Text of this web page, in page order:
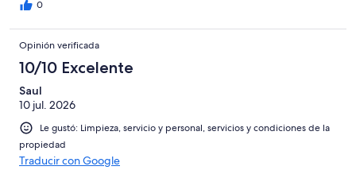
0
Opinión verificada
10/10 Excelente
Saul
10 jul. 2026
Le gustó: Limpieza, servicio y personal, servicios y condiciones de la
propiedad
Traducir con Google